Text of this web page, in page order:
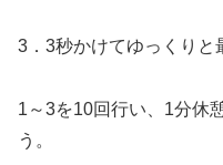
3．3秒かけてゆっくりと
1～3を10回行い、1分休
う。